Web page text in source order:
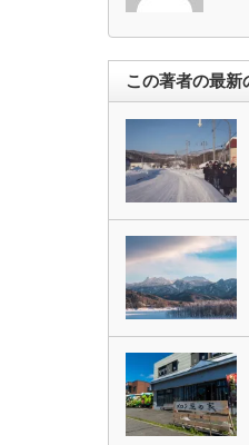
この著者の最新